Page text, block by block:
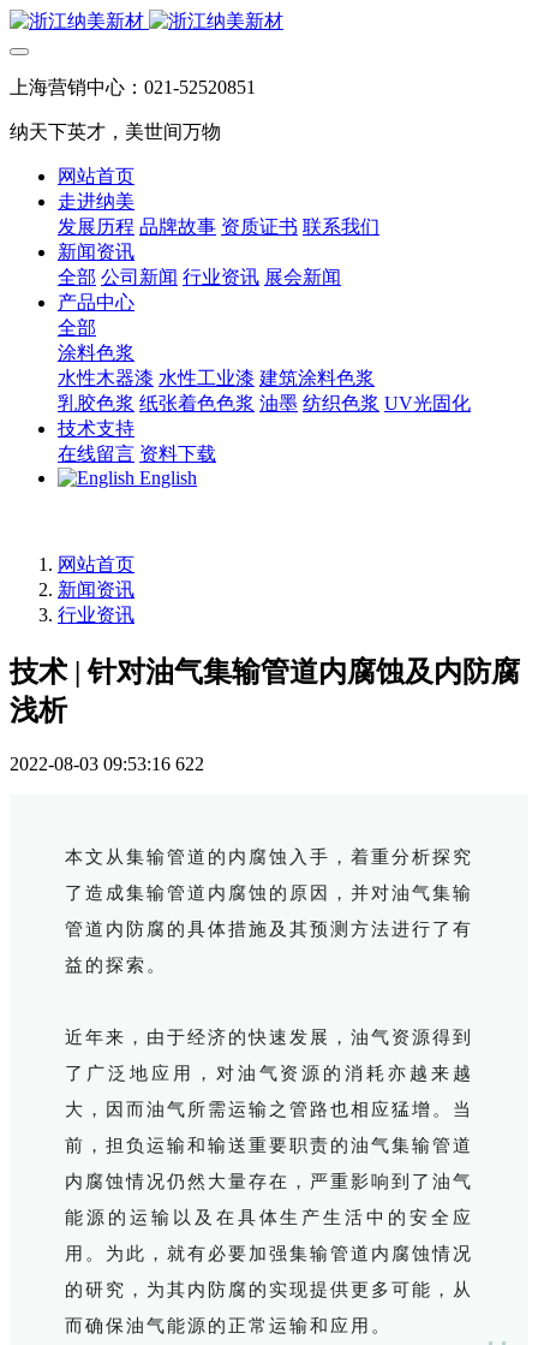
上海营销中心：021-52520851
纳天下英才，美世间万物
网站首页
走进纳美
发展历程 品牌故事 资质证书 联系我们
新闻资讯
全部 公司新闻 行业资讯 展会新闻
产品中心
全部
涂料色浆
水性木器漆 水性工业漆 建筑涂料色浆
乳胶色浆 纸张着色色浆 油墨 纺织色浆 UV光固化
技术支持
在线留言 资料下载
English
网站首页
新闻资讯
行业资讯
技术 | 针对油气集输管道内腐蚀及内防腐
浅析
2022-08-03 09:53:16 622
本文从集输管道的内腐蚀入手，着重分析探究
了造成集输管道内腐蚀的原因，并对油气集输
管道内防腐的具体措施及其预测方法进行了有
益的探索。
近年来，由于经济的快速发展，油气资源得到
了广泛地应用，对油气资源的消耗亦越来越
大，因而油气所需运输之管路也相应猛增。当
前，担负运输和输送重要职责的油气集输管道
内腐蚀情况仍然大量存在，严重影响到了油气
能源的运输以及在具体生产生活中的安全应
用。为此，就有必要加强集输管道内腐蚀情况
的研究，为其内防腐的实现提供更多可能，从
而确保油气能源的正常运输和应用。